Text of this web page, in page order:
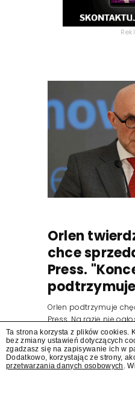
Orlen
chce
Press.
Orlen podtrzymuje
Press. Na razie nie
nowego prezesa
zainteresowanych
wcześniej Grupę ZPR
Ta strona korzysta z plików cookies.
bez zmiany ustawień dotyczących
zgadzasz się na zapisywanie ich w
Dodatkowo, korzystając ze strony,
przetwarzania danych osobowych .